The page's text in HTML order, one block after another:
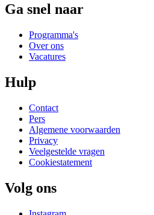
Ga snel naar
Programma's
Over ons
Vacatures
Hulp
Contact
Pers
Algemene voorwaarden
Privacy
Veelgestelde vragen
Cookiestatement
Volg ons